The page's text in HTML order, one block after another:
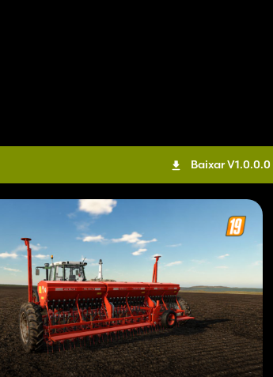
Baixar V1.0.0.0